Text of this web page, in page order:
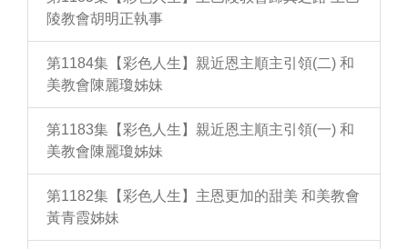
陵教會胡明正執事
第1184集【彩色人生】親近恩主順主引領(二) 和
美教會陳麗瓊姊妹
第1183集【彩色人生】親近恩主順主引領(一) 和
美教會陳麗瓊姊妹
第1182集【彩色人生】主恩更加的甜美 和美教會
黃青霞姊妹